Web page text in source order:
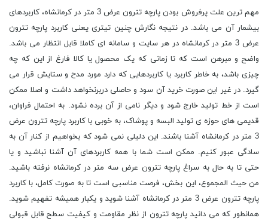
مهم ترین علت پرفروش بودن پارچه تترون عرض 3 متر در کرمانشاه، کاربردهای
بیشمار آن می باشد. در نتیجه نگارش چنین تیتری یعنی کاربرد پارچه تترون
عرض 3 متر در کرمانشاه در هر سایت و سامانه ای کاملا قابل انتظار می باشد.
واضح و مبرهن است که تا زمانی که یک محصول یا کالا فارغ از این که چه
چیزی باشد، به خاطر کاربرد یا کاربردهایی که دارد مورد مدح و ستایش قرار می
گیرد. در غیر این صورت خرید آن سود و حاصلی دربرنخواهد داشت و اصلا ممکن
است از خط تولید خارج شود و دیگر نامی از آن برده نشود. به احتمال فراوان،
قدیمی های حوزه ی تولید البسه و پوشاک، به خوبی با کاربرد پارچه تترون عرض
3 متر در کرمانشاه آشنا باشند. این دلیلی نمی شود که بخواهیم از کنار آن به
سادگی عبور کنیم. ممکن است شما با همه کاربردهای آن آشنا نباشید و یا
حتی تا به حال به سراغ پارچه تترون عرض سه متر در کرمانشاه نرفته باشید.
من حیث المجموع، این بخش، فرصت مناسبی است تا به صورت کامل، با کاربرد
پارچه تترون عرض 3 متر در کرمانشاه آشنا شوید و یکبار همیشه تفهیم شوید.
همانطور که می دانید پارچه تترون از نظر مقاومت و کیفیت سطح قابل قبولی